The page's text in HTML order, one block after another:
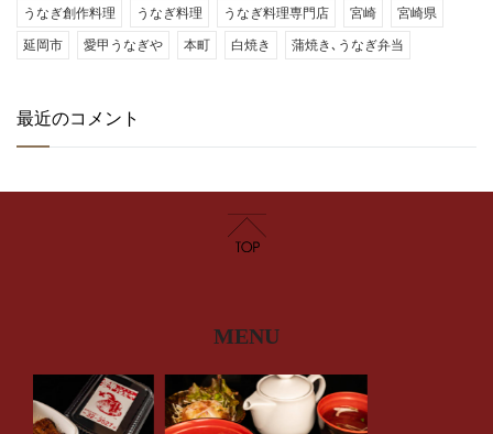
うなぎ創作料理 うなぎ料理 うなぎ料理専門店 宮崎 宮崎県
延岡市 愛甲うなぎや 本町 白焼き 蒲焼き､うなぎ弁当
最近のコメント
MENU